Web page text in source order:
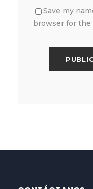
Save my
browser for